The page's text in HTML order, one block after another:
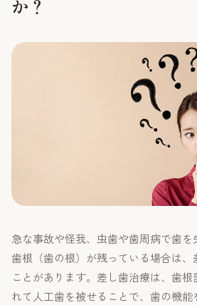
か？
急な事故や怪我、虫歯や歯周病で歯を
歯根（歯の根）が残っている場合は、
ことがあります。差し歯治療は、歯
れて人工歯を被せることで、歯の機能